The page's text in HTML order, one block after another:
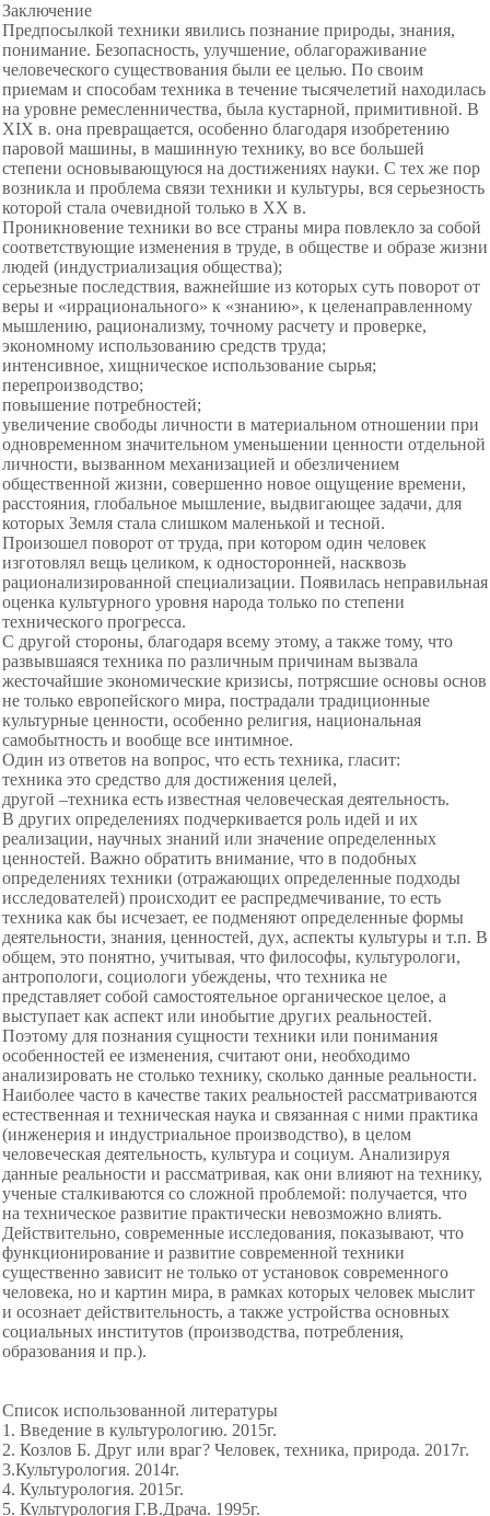
Заключение
Предпосылкой техники явились познание природы, знания,
понимание. Безопасность, улучшение, облагораживание
человеческого существования были ее целью. По своим
приемам и способам техника в течение тысячелетий находилась
на уровне ремесленничества, была кустарной, примитивной. В
XIX в. она превращается, особенно благодаря изобретению
паровой машины, в машинную технику, во все большей
степени основывающуюся на достижениях науки. С тех же пор
возникла и проблема связи техники и культуры, вся серьезность
которой стала очевидной только в XX в.
Проникновение техники во все страны мира повлекло за собой
соответствующие изменения в труде, в обществе и образе жизни
людей (индустриализация общества);
серьезные последствия, важнейшие из которых суть поворот от
веры и «иррационального» к «знанию», к целенаправленному
мышлению, рационализму, точному расчету и проверке,
экономному использованию средств труда;
интенсивное, хищническое использование сырья;
перепроизводство;
повышение потребностей;
увеличение свободы личности в материальном отношении при
одновременном значительном уменьшении ценности отдельной
личности, вызванном механизацией и обезличением
общественной жизни, совершенно новое ощущение времени,
расстояния, глобальное мышление, выдвигающее задачи, для
которых Земля стала слишком маленькой и тесной.
Произошел поворот от труда, при котором один человек
изготовлял вещь целиком, к односторонней, насквозь
рационализированной специализации. Появилась неправильная
оценка культурного уровня народа только по степени
технического прогресса.
С другой стороны, благодаря всему этому, а также тому, что
развывшаяся техника по различным причинам вызвала
жесточайшие экономические кризисы, потрясшие основы основ
не только европейского мира, пострадали традиционные
культурные ценности, особенно религия, национальная
самобытность и вообще все интимное.
Один из ответов на вопрос, что есть техника, гласит:
техника это средство для достижения целей,
другой –техника есть известная человеческая деятельность.
В других определениях подчеркивается роль идей и их
реализации, научных знаний или значение определенных
ценностей. Важно обратить внимание, что в подобных
определениях техники (отражающих определенные подходы
исследователей) происходит ее распредмечивание, то есть
техника как бы исчезает, ее подменяют определенные формы
деятельности, знания, ценностей, дух, аспекты культуры и т.п. В
общем, это понятно, учитывая, что философы, культурологи,
антропологи, социологи убеждены, что техника не
представляет собой самостоятельное органическое целое, а
выступает как аспект или инобытие других реальностей.
Поэтому для познания сущности техники или понимания
особенностей ее изменения, считают они, необходимо
анализировать не столько технику, сколько данные реальности.
Наиболее часто в качестве таких реальностей рассматриваются
естественная и техническая наука и связанная с ними практика
(инженерия и индустриальное производство), в целом
человеческая деятельность, культура и социум. Анализируя
данные реальности и рассматривая, как они влияют на технику,
ученые сталкиваются со сложной проблемой: получается, что
на техническое развитие практически невозможно влиять.
Действительно, современные исследования, показывают, что
функционирование и развитие современной техники
существенно зависит не только от установок современного
человека, но и картин мира, в рамках которых человек мыслит
и осознает действительность, а также устройства основных
социальных институтов (производства, потребления,
образования и пр.).
Список использованной литературы
1. Введение в культурологию. 2015г.
2. Козлов Б. Друг или враг? Человек, техника, природа. 2017г.
3.Культурология. 2014г.
4. Культурология. 2015г.
5. Культурология Г.В.Драча. 1995г.